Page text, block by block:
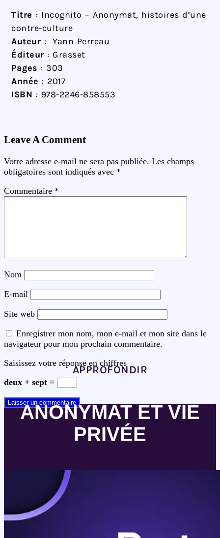
Titre : Incognito – Anonymat, histoires d’une
contre-culture
Auteur : Yann Perreau
Éditeur : Grasset
Pages : 303
Année : 2017
ISBN : 978-2246-858553
Leave A Comment
Votre adresse e-mail ne sera pas publiée. Les champs
obligatoires sont indiqués avec *
Commentaire *
Nom
E-mail
Site web
Enregistrer mon nom, mon e-mail et mon site dans le
navigateur pour mon prochain commentaire.
Saisissez votre réponse en chiffres
deux + sept =
APPROFONDIR
ANONYMAT ET VIE
PRIVÉE